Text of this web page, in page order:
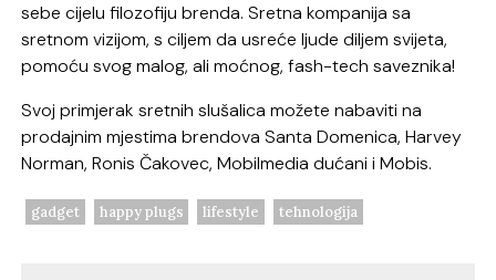
sebe cijelu filozofiju brenda. Sretna kompanija sa
sretnom vizijom, s ciljem da usreće ljude diljem svijeta,
pomoću svog malog, ali moćnog, fash-tech saveznika!
Svoj primjerak sretnih slušalica možete nabaviti na
prodajnim mjestima brendova Santa Domenica, Harvey
Norman, Ronis Čakovec, Mobilmedia dućani i Mobis.
gadget happy plugs lifestyle tehnologija